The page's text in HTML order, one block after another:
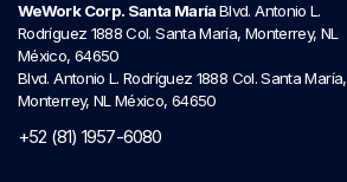
WeWork Corp. Santa MaríaBlvd. Antonio L.
Rodríguez 1888 Col. Santa María, Monterrey, NL
México, 64650
Blvd. Antonio L. Rodríguez 1888 Col. Santa María,
Monterrey, NL México, 64650
+52 (81) 1957-6080